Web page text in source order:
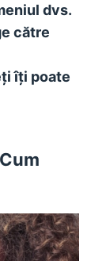
dvs.
către
îți poate